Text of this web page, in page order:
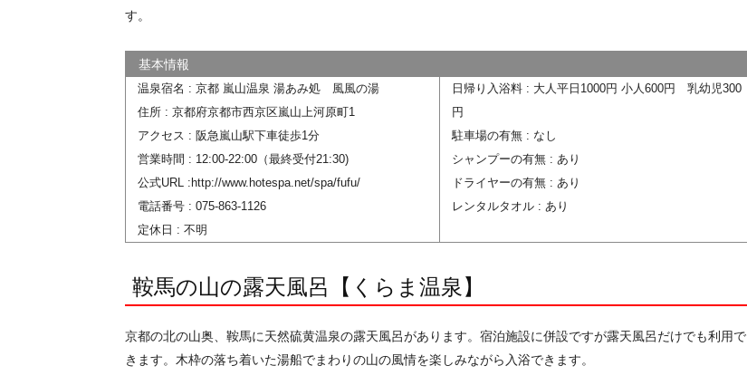
す。
温泉宿名 : 京都 嵐山温泉 湯あみ処 風風の湯
住所 : 京都府京都市西京区嵐山上河原町1
アクセス : 阪急嵐山駅下車徒歩1分
営業時間 : 12:00-22:00（最終受付21:30)
公式URL :http://www.hotespa.net/spa/fufu/
電話番号 : 075-863-1126
定休日 : 不明
日帰り入浴料 : 大人平日1000円 小人600円 乳幼児300
円
駐車場の有無 : なし
シャンプーの有無 : あり
ドライヤーの有無 : あり
レンタルタオル : あり
鞍馬の山の露天風呂【くらま温泉】
京都の北の山奥、鞍馬に天然硫黄温泉の露天風呂があります。宿泊施設に併設ですが露天風呂だけでも利用で
きます。木枠の落ち着いた湯船でまわりの山の風情を楽しみながら入浴できます。